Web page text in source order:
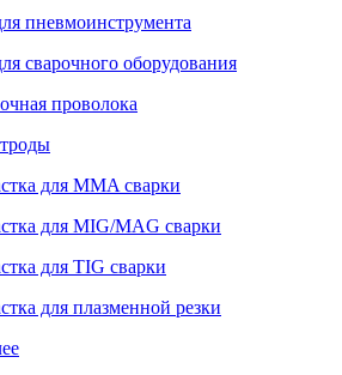
пневмоинструмента
сварочного оборудования
проволока
для MMA сварки
для MIG/MAG сварки
для TIG сварки
для плазменной резки